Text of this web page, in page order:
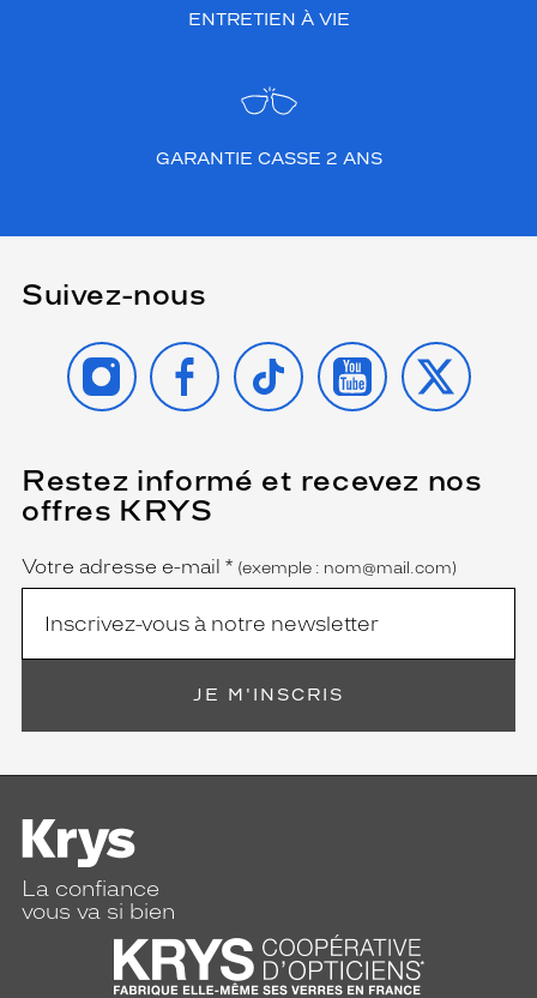
ENTRETIEN À VIE
GARANTIE CASSE 2 ANS
Suivez-nous
INSTAGRAMFACEBOOK
TIKTOK YOUTUBE
X
Restez informé et recevez nos
offres KRYS
Name
Votre adresse e-mail *
(Ce
champ
est
obligatoire)
(exemple : nom@mail.com)
JE M'INSCRIS
La confiance
vous va si bien